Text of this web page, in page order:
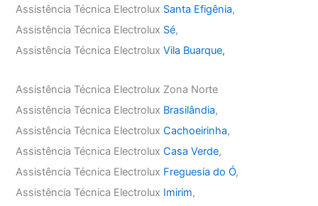
Assistência Técnica Electrolux Santa Efigênia,
Assistência Técnica Electrolux Sé,
Assistência Técnica ElectroluxVila Buarque,
Assistência Técnica Electrolux Zona Norte
Assistência Técnica Electrolux Brasilândia,
Assistência Técnica ElectroluxCachoeirinha,
Assistência Técnica ElectroluxCasa Verde,
Assistência Técnica Electrolux Freguesia do Ó,
Assistência Técnica Electrolux Imirim,